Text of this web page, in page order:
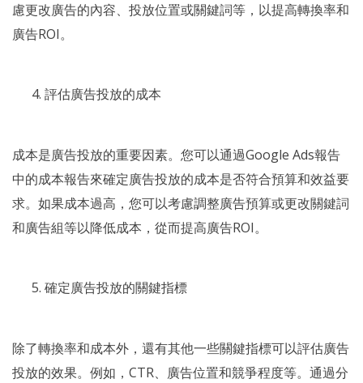
慮更改廣告的內容、投放位置或關鍵詞等，以提高轉換率和
廣告ROI。
評估廣告投放的成本
成本是廣告投放的重要因素。您可以通過Google Ads報告
中的成本報告來確定廣告投放的成本是否符合預算和效益要
求。如果成本過高，您可以考慮調整廣告預算或更改關鍵詞
和廣告組等以降低成本，從而提高廣告ROI。
確定廣告投放的關鍵指標
除了轉換率和成本外，還有其他一些關鍵指標可以評估廣告
投放的效果。例如，CTR、廣告位置和競爭程度等。通過分